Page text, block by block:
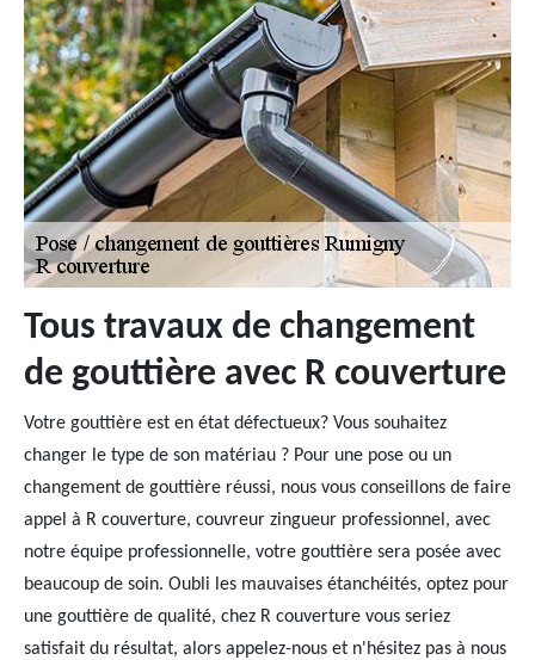
Tous travaux de changement
de gouttière avec R couverture
Votre gouttière est en état défectueux? Vous souhaitez
changer le type de son matériau ? Pour une pose ou un
changement de gouttière réussi, nous vous conseillons de faire
appel à R couverture, couvreur zingueur professionnel, avec
notre équipe professionnelle, votre gouttière sera posée avec
beaucoup de soin. Oubli les mauvaises étanchéités, optez pour
une gouttière de qualité, chez R couverture vous seriez
satisfait du résultat, alors appelez-nous et n'hésitez pas à nous